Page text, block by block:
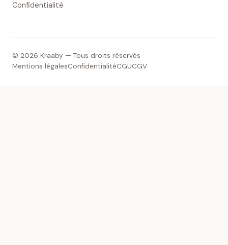
Confidentialité
© 2026 Kraaby — Tous droits réservés
Mentions légalesConfidentialitéCGUCGV